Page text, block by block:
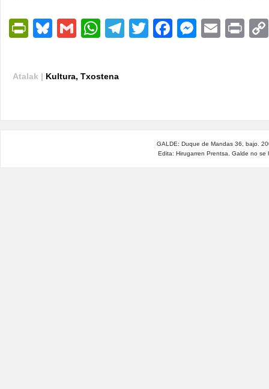
PrintFriendly
Bluesky
GmailWhatsApp
Telegram
TwitterFacebook
Email
Atalak | Kultura, Txostena
GALDE: Duque de Mandas 36, bajo.
Edita: Hirugarren Prentsa. Galde no